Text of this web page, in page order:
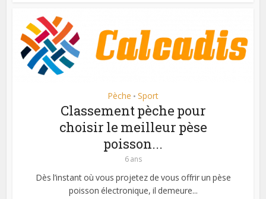
Pèche • Sport
Classement pèche pour
choisir le meilleur pèse
poisson...
6 ans
Dès l’instant où vous projetez de vous offrir un pèse
poisson électronique, il demeure...